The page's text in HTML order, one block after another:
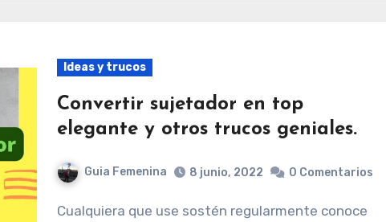
Ideas y trucos
Convertir sujetador en top
elegante y otros trucos geniales.
Guia Femenina 8 junio, 2022 0 Comentarios
Cualquiera que use sostén regularmente conoce